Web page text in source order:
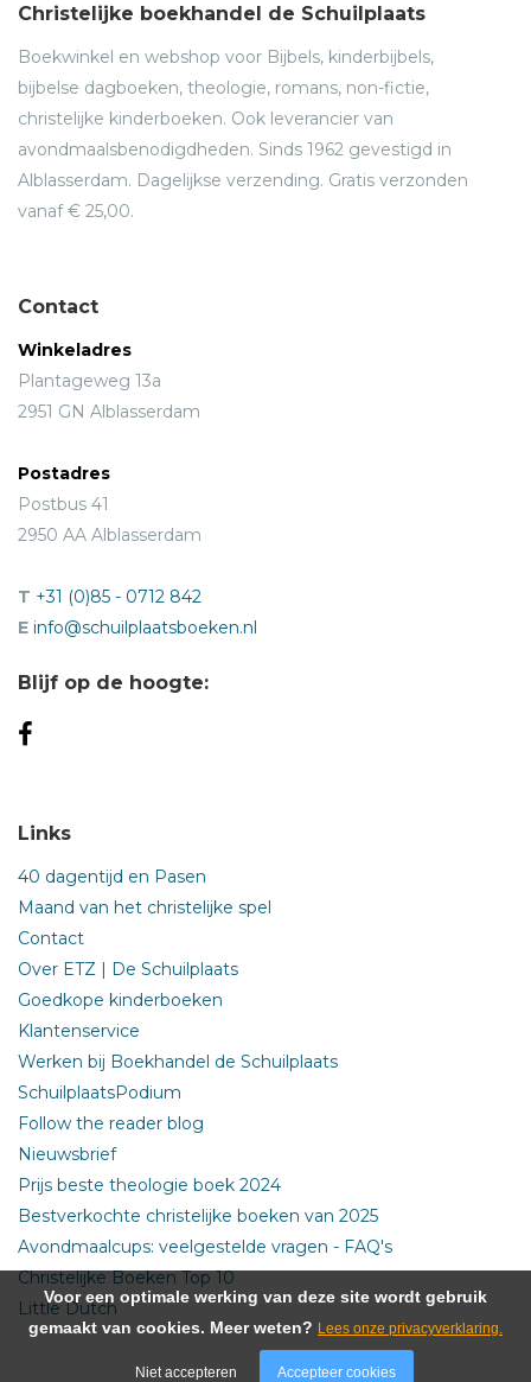
Christelijke boekhandel de Schuilplaats
Boekwinkel en webshop voor Bijbels, kinderbijbels,
bijbelse dagboeken, theologie, romans, non-fictie,
christelijke kinderboeken. Ook leverancier van
avondmaalsbenodigdheden. Sinds 1962 gevestigd in
Alblasserdam. Dagelijkse verzending. Gratis verzonden
vanaf € 25,00.
Contact
Winkeladres
Plantageweg 13a
2951 GN Alblasserdam
Postadres
Postbus 41
2950 AA Alblasserdam
T +31 (0)85 - 0712 842
E info@schuilplaatsboeken.nl
Blijf op de hoogte:
Links
40 dagentijd en Pasen
Maand van het christelijke spel
Contact
Over ETZ | De Schuilplaats
Goedkope kinderboeken
Klantenservice
Werken bij Boekhandel de Schuilplaats
SchuilplaatsPodium
Follow the reader blog
Nieuwsbrief
Prijs beste theologie boek 2024
Bestverkochte christelijke boeken van 2025
Avondmaalcups: veelgestelde vragen - FAQ's
Christelijke Boeken Top 10
Little Dutch
Voor een optimale werking van deze site wordt gebruik
gemaakt van cookies. Meer weten? Lees onze privacyverklaring.
Niet accepteren Accepteer cookies